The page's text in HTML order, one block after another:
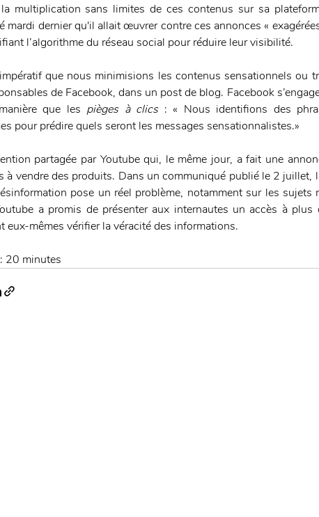
multiplication sans limites de ces contenus sur sa
mardi dernier qu'il allait œuvrer contre ces annonces «
l’algorithme du réseau social pour réduire leur visibilité.
que nous minimisions les contenus sensationnels ou
de Facebook, dans un post de blog. Facebook
que les pièges à clics : « Nous identifions des
pour prédire quels seront les messages sensationnalistes.»
partagée par Youtube qui, le même jour, a fait une
à vendre des produits. Dans un communiqué publié le 2 juillet,
pose un réel problème, notamment sur les sujets
a promis de présenter aux internautes un accès à plus
eux-mêmes vérifier la véracité des informations.
20 minutes